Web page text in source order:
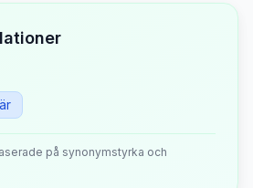
på synonymstyrka och